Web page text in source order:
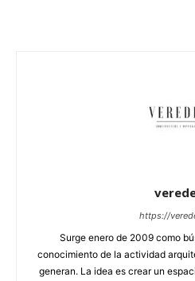
https://
Surge enero de 2009 como
conocimiento de la actividad
generan. La idea es crear un